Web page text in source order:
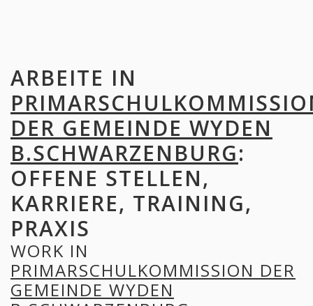
ARBEITE IN
DER GEMEINDE WYDEN
B.SCHWARZENBURG:
OFFENE STELLEN,
KARRIERE, TRAINING,
PRAXIS
WORK IN
PRIMARSCHULKOMMISSION DER
GEMEINDE WYDEN